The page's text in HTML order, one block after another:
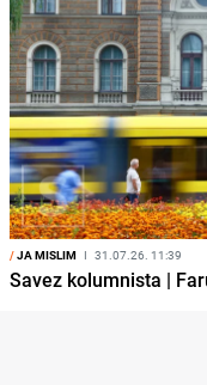
/JA MISLIM I 31.07.26. 11:39
Savez kolumnista |